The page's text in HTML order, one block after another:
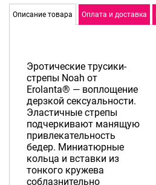
Описание товара Оплата и доставка
Эротические трусики-
стрепы Noah от
Erolanta® — воплощение
дерзкой сексуальности.
Эластичные стрепы
подчеркивают манящую
привлекательность
бедер. Миниатюрные
кольца и вставки из
тонкого кружева
соблазнительно